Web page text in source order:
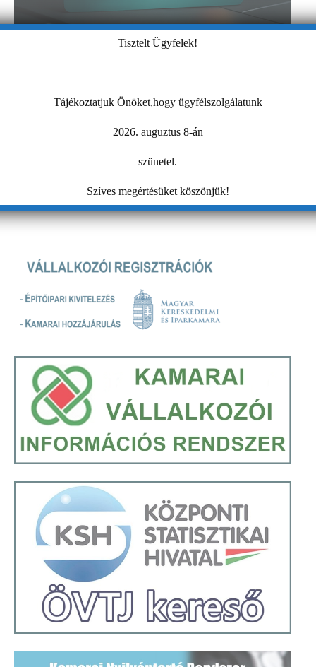
Tisztelt Ügyfelek!
Tájékoztatjuk Önöket,hogy ügyfélszolgálatunk
2026. auguztus 8-án
szünetel.
Szíves megértésüket köszönjük!